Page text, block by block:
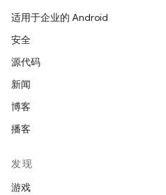
适用于企业的 Android
安全
源代码
新闻
博客
播客
发现
游戏